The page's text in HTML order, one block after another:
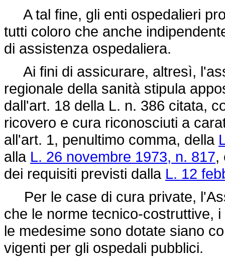
A tal fine, gli enti ospedalieri
tutti coloro che anche
di assistenza ospedaliera.
Ai fini di assicurare, altresì,
regionale della sanità stipula
dall'art. 18 della L. n. 386 citata,
ricovero e cura riconosciuti a
all'art. 1, penultimo comma, della
alla L. 26 novembre 1973, n. 817,
dei requisiti previsti dalla L. 12
Per le case di cura private,
che le norme tecnico-costruttive,
le medesime sono dotate siano
vigenti per gli ospedali pubblici.